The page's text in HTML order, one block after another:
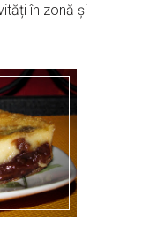
în zonă și